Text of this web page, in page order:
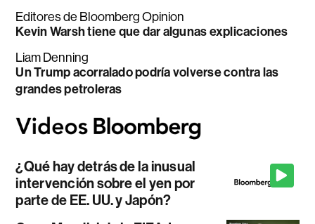
Editores de Bloomberg Opinion
Kevin Warsh tiene que dar algunas explicaciones
Liam Denning
Un Trump acorralado podría volverse contra las
grandes petroleras
¿Qué hay detrás de la inusual
intervención sobre el yen por
parte de EE. UU. y Japón?